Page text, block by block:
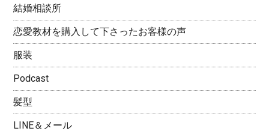
結婚相談所
恋愛教材を購入して下さったお客様の声
服装
Podcast
髪型
LINE＆メール